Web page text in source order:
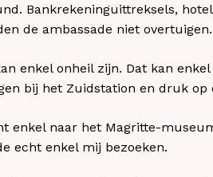
Bankrekeninguittreksels,
de ambassade niet overtuigen.
enkel onheil zijn. Dat kan
bij het Zuidstation en druk op
enkel naar het Magritte-
echt enkel mij bezoeken.